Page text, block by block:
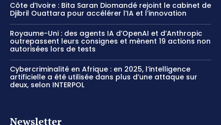
Côte d’Ivoire : Bita Saran Diomandé rejoint le cabinet de
Djibril Ouattara pour accélérer l’IA et l’innovation
Royaume-Uni : des agents IA d’OpenAI et d’Anthropic
outrepassent leurs consignes et mènent 19 actions non
autorisées lors de tests
Cybercriminalité en Afrique : en 2025, l’intelligence
artificielle a été utilisée dans plus d’une attaque sur
deux, selon INTERPOL
Newsletter